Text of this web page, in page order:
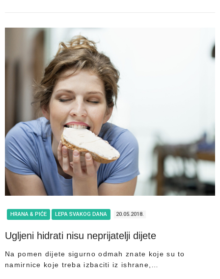
HRANA & PIĆE LEPA SVAKOG DANA 20.05.2018.
Ugljeni hidrati nisu neprijatelji dijete
Na pomen dijete sigurno odmah znate koje su to
namirnice koje treba izbaciti iz ishrane,…